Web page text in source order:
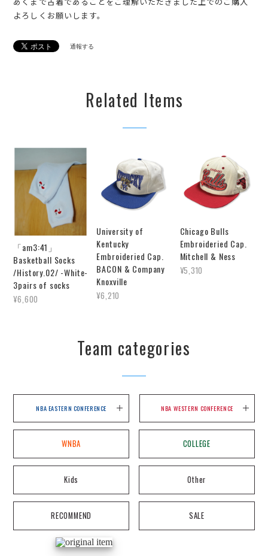
よろしくお願いします。
通報する
Related Items
「am3:41」
Basketball Socks
/History.02/ -White-
3pairs of socks
¥6,600
University of
Kentucky
Embroideried Cap.
BACON & Company
Knoxville
¥6,210
Chicago Bulls
Embroideried Cap.
Mitchell & Ness
¥5,310
Team categories
NBA EASTERN CONFERENCE NBA WESTERN CONFERENCE
WNBA COLLEGE
Kids Other
RECOMMEND SALE